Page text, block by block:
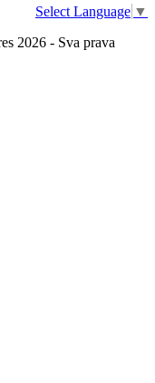
Select Language ▼
2026 - Sva prava